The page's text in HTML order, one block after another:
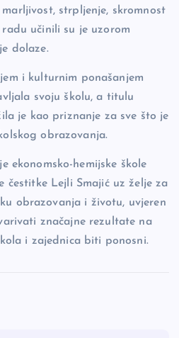
strpljenje, skromnost
učinili su je uzorom
dolaze.
i kulturnim ponašanjem
svoju školu, a titulu
je kao priznanje za sve što je
obrazovanja.
ekonomsko-hemijske škole
čestitke Lejli Smajić uz želje za
obrazovanja i životu, uvjeren
značajne rezultate na
i zajednica biti ponosni.